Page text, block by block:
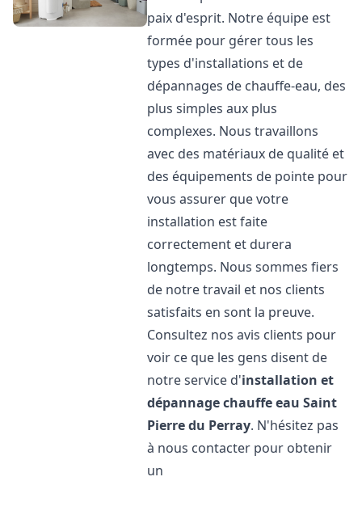
paix d'esprit. Notre équipe est
formée pour gérer tous les
types d'installations et de
dépannages de chauffe-eau, des
plus simples aux plus
complexes. Nous travaillons
avec des matériaux de qualité et
des équipements de pointe pour
vous assurer que votre
installation est faite
correctement et durera
longtemps. Nous sommes fiers
de notre travail et nos clients
satisfaits en sont la preuve.
Consultez nos avis clients pour
voir ce que les gens disent de
notre service d'installation et
dépannage chauffe eau Saint
Pierre du Perray. N'hésitez pas
à nous contacter pour obtenir
un